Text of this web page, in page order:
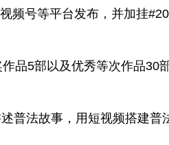
号等平台发布，并加挂
5部以及优秀等次作品30
法故事，用短视频搭建普